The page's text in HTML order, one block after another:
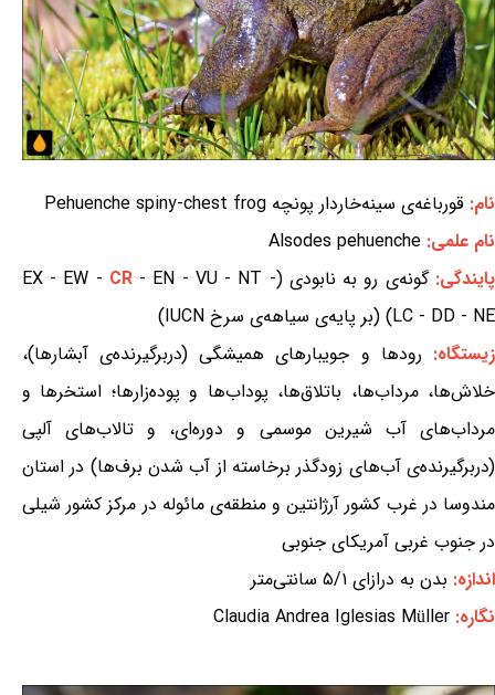
نام: قورباغه‌ی سینه‌خاردار پونچه Pehuenche spiny-chest frog
نام علمی: Alsodes pehuenche
پایندگی:گونه‌ی رو به نابودی (EX - EW - CR - EN - VU - NT -
LC - DD - NE) (بر پایه‌ی سیاهه‌ی سرخ IUCN)
زیستگاه: رودها و جویبارهای همیشگی (دربرگیرنده‌ی آبشارها)،
خلاش‌ها، مرداب‌ها، باتلاق‌ها، پوداب‌ها و پوده‌زارها؛ استخرها و
مرداب‌های آب شیرین موسمی و دوره‌ای، و تالاب‌های آلپی
(دربرگیرنده‌ی آب‌های زودگذر برخاسته از آب شدن برف‌ها) در استان
مندوسا در غرب کشور آرژانتین و منطقه‌ی مائوله در مرکز کشور شیلی
در جنوب غربی آمریکای جنوبی
اندازه: بدن به درازای ۵/۱ سانتی‌متر
نگاره: Claudia Andrea Iglesias Müller